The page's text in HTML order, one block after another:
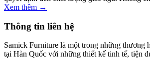
Xem thêm →
Thông tin liên hệ
Samick Furniture là một trong những thương
tại Hàn Quốc với những thiết kế tinh tế, tiện